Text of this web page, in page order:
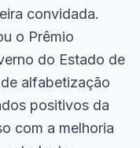
convidada.
o Prêmio
do Estado de
alfabetização
positivos da
com a melhoria